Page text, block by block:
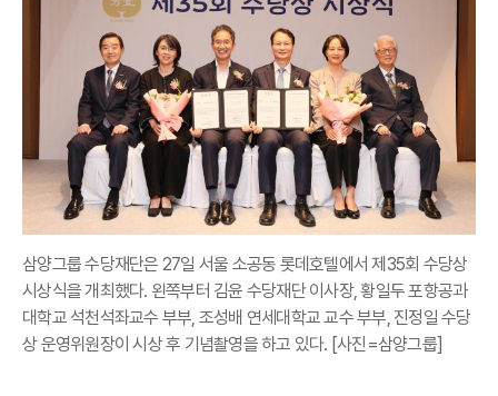
삼양그룹 수당재단은 27일 서울 소공동 롯데호텔에서 제35회 수당상
시상식을 개최했다. 왼쪽부터 김윤 수당재단 이사장, 황일두 포항공과
대학교 석천석좌교수 부부, 조성배 연세대학교 교수 부부, 진정일 수당
상 운영위원장이 시상 후 기념촬영을 하고 있다. [사진=삼양그룹]